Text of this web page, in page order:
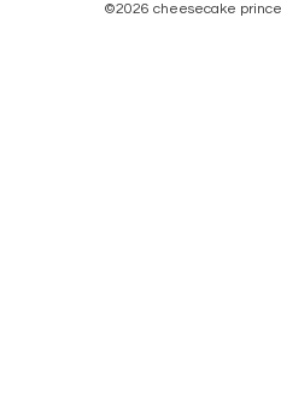
©2026 cheesecake